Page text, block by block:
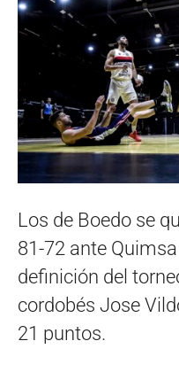
Los de Boedo se
81-72 ante
definición del
cordobés Jose
21 puntos.